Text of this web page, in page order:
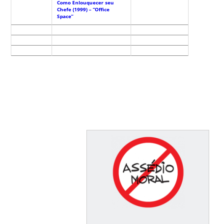
Como Enlouquecer seu
Chefe (1999) – “Office
Space”